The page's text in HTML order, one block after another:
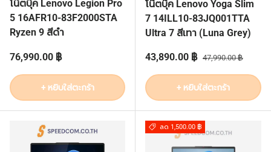
โน๊ตบุ๊ค Lenovo Legion Pro
5 16AFR10-83F2000STA
Ryzen 9 สีดำ
ราคาปกติ
76,990.00 ฿
+ หยิบใส่ตะกร้า
โน๊ตบุ๊ค Lenovo Yoga Slim
7 14ILL10-83JQ001TTA
Ultra 7 สีเทา (Luna Grey)
ราคาส่วนลด
43,890.00 ฿ ราคาปกติ
47,990.00 ฿
+ หยิบใส่ตะกร้า
ลด 1,500.00 ฿